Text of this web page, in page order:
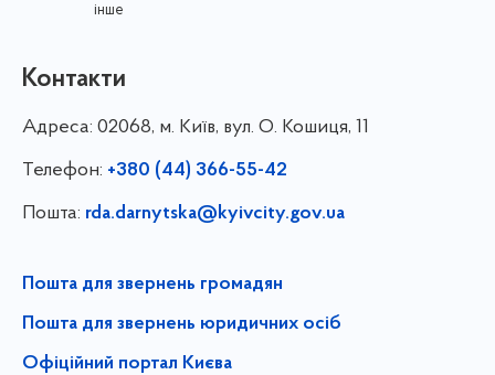
інше
Контакти
Адреса: 02068, м. Київ, вул. О. Кошиця, 11
Телефон: +380 (44) 366-55-42
Пошта: rda.darnytska@kyivcity.gov.ua
Пошта для звернень громадян
Пошта для звернень юридичних осіб
Офіційний портал Києва